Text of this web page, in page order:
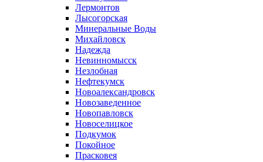
Лермонтов
Лысогорская
Минеральные Воды
Михайловск
Надежда
Невинномысск
Незлобная
Нефтекумск
Новоалександровск
Новозаведенное
Новопавловск
Новоселицкое
Подкумок
Покойное
Прасковея